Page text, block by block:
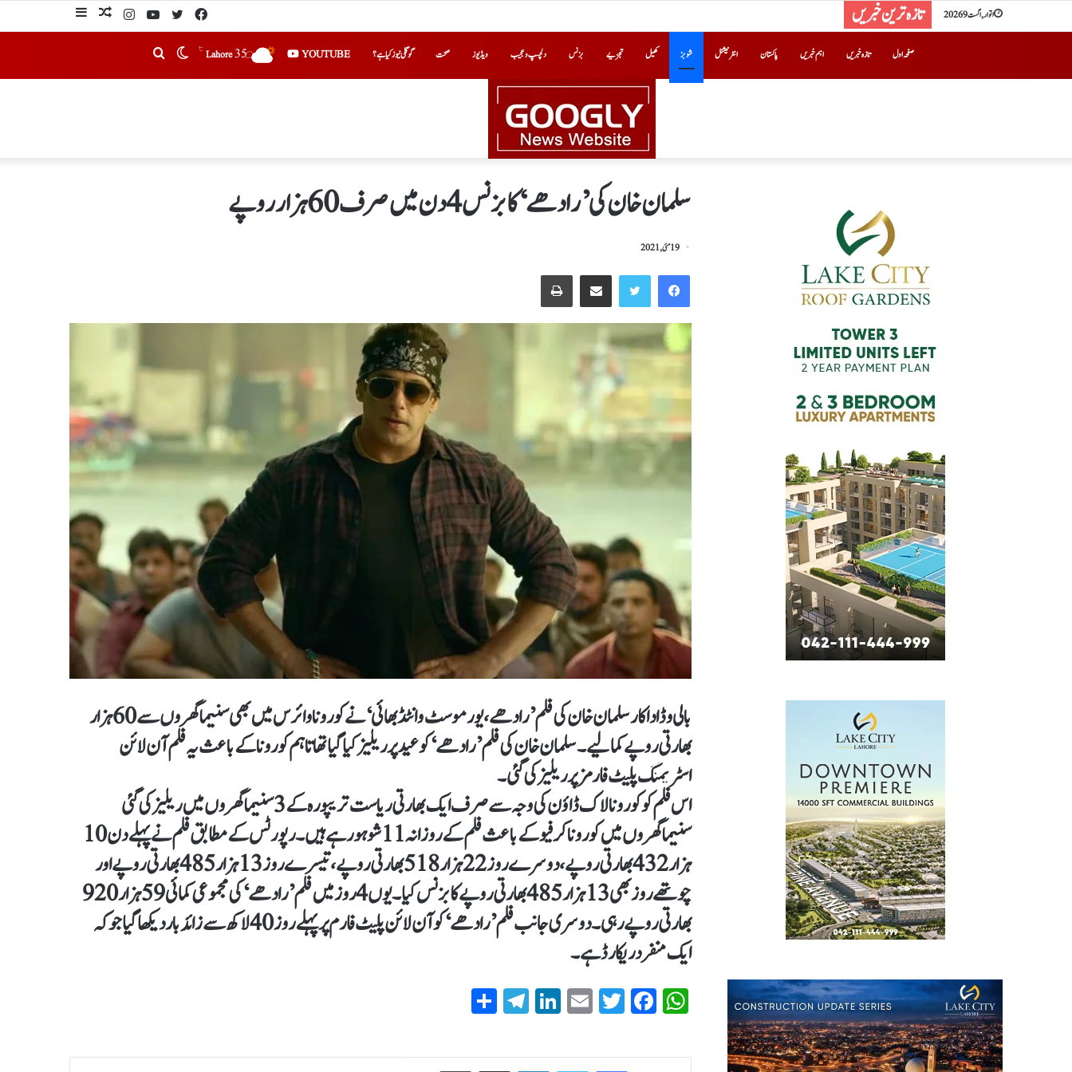
اتوار, اگست 9 2026 تازہ ترین خبریں
صفحہ اول تازہ خبریں اہم خبریں پاکستان انٹرنیشنل شوبز کھیل تجزیے بزنس دلچسپ و عجیب ویڈیوز صحت گوگلی نیوز کیا ہے؟ YOUTUBE
Lahore35
℃
سلمان خان کی ’رادھے‘ کا بزنس 4 دن میں صرف 60 ہزار روپے
19 مئی, 2021
بالی وڈ اداکار سلمان خان کی فلم ’رادھے، یور موسٹ وانٹڈ بھائی‘ نے کورونا وائرس میں بھی سنیما گھروں سے 60 ہزار
بھارتی روپے کمالیے۔سلمان خان کی فلم ’رادھے‘ کو عید پر ریلیز کیا گیا تھا تاہم کورونا کے باعث یہ فلم آن لائن
اسٹریمنگ پلیٹ فارمز پر ریلیز کی گئی۔
اس فلم کو کورونا لاک ڈاؤن کی وجہ سے صرف ایک بھارتی ریاست تریپورہ کے 3 سنیما گھروں میں ریلیز کی گئی
سنیما گھروں میں کورونا کرفیو کے باعث فلم کے روزانہ 11 شو ہورہے ہیں۔ رپورٹس کے مطابق فلم نے پہلے دن 10
ہزار 432 بھارتی روپے، دوسرے روز 22 ہزار 518 بھارتی روپے، تیسرے روز 13 ہزار 485 بھارتی روپے اور
چوتھے روز بھی 13 ہزار 485 بھارتی روپے کا بزنس کیا۔یوں 4 روز میں فلم ’رادھے‘ کی مجموعی کمائی 59 ہزار 920
بھارتی روپے رہی۔دوسری جانب فلم ’رادھے‘ کو آن لائن پلیٹ فارم پر پہلے روز 40 لاکھ سے زائد بار دیکھا گیا جو کہ
ایک منفرد ریکارڈ ہے۔
W
ha
ts
Fa
ce
bo
T
wi
tte
E
m
ail
Li
nk
ed
T
el
eg
re